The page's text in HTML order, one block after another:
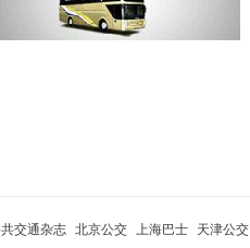
交通杂志 北京公交 上海巴士 天津公交